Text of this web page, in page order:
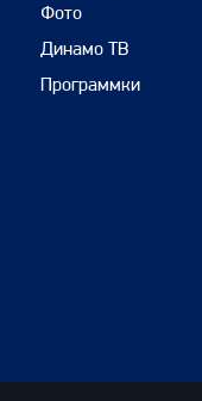
Фото
Динамо ТВ
Программки